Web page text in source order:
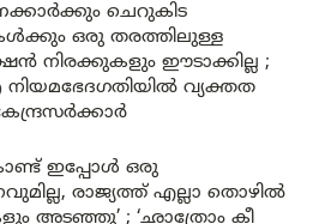
ചെറുകിട
ഒരു തരത്തിലുള്ള
നിരക്കുകളും ഈടാക്കില്ല ;
വ്യക്തത
ഇപ്പോൾ ഒരു
രാജ്യത്ത് എല്ലാ തൊഴിൽ
അടഞ്ഞു’ ; ‘ഛാത്രോം കീ